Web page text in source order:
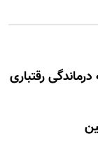
رقتباری